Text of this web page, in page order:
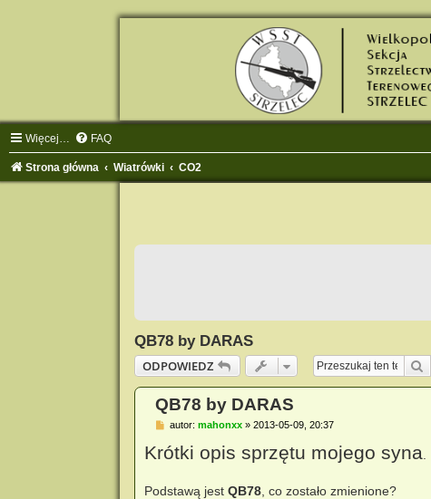
Więcej… FAQ
Strona główna Wiatrówki CO2
QB78 by DARAS
ODPOWIEDZ
QB78 by DARAS
P
s
t
autor: mahonxx» 2013-05-09, 20:37
Krótki opis sprzętu mojego syna.
Podstawą jest QB78, co zostało zmienione?